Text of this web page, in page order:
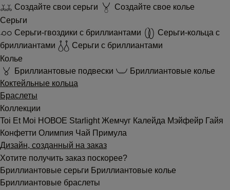
Создайте свои серьги
Создайте свое колье
Серьги
Серьги-гвоздики с бриллиантами
Серьги-кольца с
бриллиантами
Серьги с бриллиантами
Колье
Бриллиантовые подвески
Бриллиантовые колье
Коктейльные кольца
Браслеты
Коллекции
Toi Et Moi НОВОЕ Starlight Жемчуг Калейда Мэйфейр Гайя
Конфетти Олимпия Чай Примула
Дизайн, созданный на заказ
Хотите получить заказ поскорее?
Бриллиантовые серьги Бриллиантовые колье
Бриллиантовые браслеты